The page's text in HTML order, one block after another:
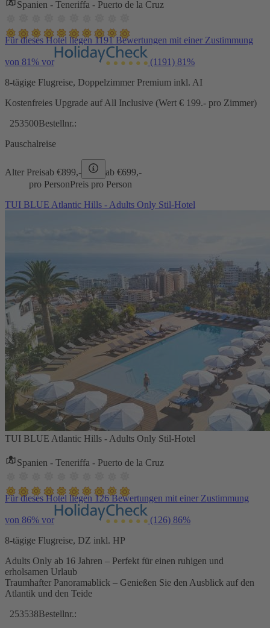
Spanien - Teneriffa - Puerto de la Cruz
Für dieses Hotel liegen 1191 Bewertungen mit einer Zustimmung
von 81% vor (1191) 81%
8-tägige Flugreise, Doppelzimmer Premium inkl. AI
Kostenfreies Upgrade auf All Inclusive (Wert € 199.- pro Zimmer)
253500Bestellnr.:
Pauschalreise
Alter Preisab €899,- ab €699,-
pro PersonPreis pro Person
TUI BLUE Atlantic Hills - Adults Only Stil-Hotel
TUI BLUE Atlantic Hills - Adults Only Stil-Hotel
Spanien - Teneriffa - Puerto de la Cruz
Für dieses Hotel liegen 126 Bewertungen mit einer Zustimmung
von 86% vor (126) 86%
8-tägige Flugreise, DZ inkl. HP
Adults Only ab 16 Jahren – Perfekt für einen ruhigen und
erholsamen Urlaub
Traumhafter Panoramablick – Genießen Sie den Ausblick auf den
Atlantik und den Teide
253538Bestellnr.: